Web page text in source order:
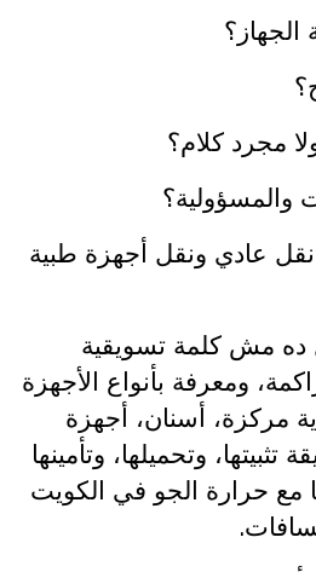
مجرد كلام؟
والمسؤولية؟
عادي ونقل أجهزة طبية
ده مش كلمة تسويقية
ومعرفة بأنواع الأجهزة
مركزة، أسنان، أجهزة
وتحميلها، وتأمينها
مع حرارة الجو في الكويت
.